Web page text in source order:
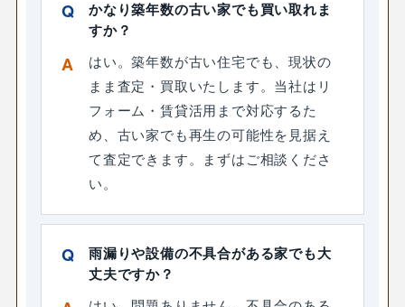
かなり築年数の古い家でも買い取れま
すか？
はい。築年数が古い住宅でも、現状の
まま査定・買取いたします。当社はリ
フォーム・賃貸活用まで対応するた
め、古い家でも再生の可能性を見据え
て査定できます。まずはご相談くださ
い。
雨漏りや設備の不具合がある家でも大
丈夫ですか？